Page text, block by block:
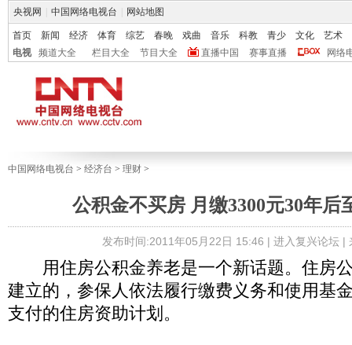
央视网 中国网络电视台 网站地图
首页 新闻 经济 体育 综艺 春晚 戏曲 音乐 科教 青少 文化
艺术
电视
频道大全 栏目大全 节目大全 直播中国 赛事直播 网络
中国网络电视台 > 经济台 > 理财 >
公积金不买房 月缴3300元30年后
发布时间:2011年05月22日 15:46 | 进入复兴论坛|
用住房公积金养老是一个新话题。住房
建立的，参保人依法履行缴费义务和使用基
支付的住房资助计划。